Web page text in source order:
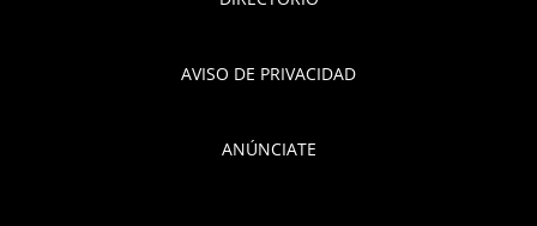
AVISO DE PRIVACIDAD
ANÚNCIATE